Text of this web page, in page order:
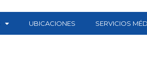
UBICACIONES SERVICIOS